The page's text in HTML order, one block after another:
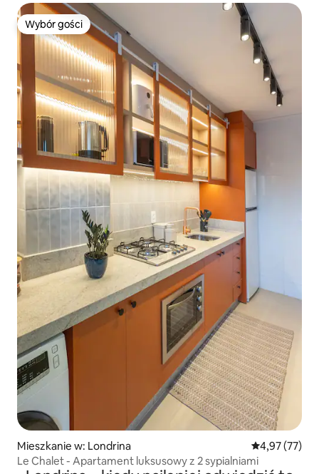
Wybór gości
Wybór gości
Mieszkanie w: Londrina Średnia
4,97 (77)
Le Chalet - Apartament luksusowy z 2 sypialniami